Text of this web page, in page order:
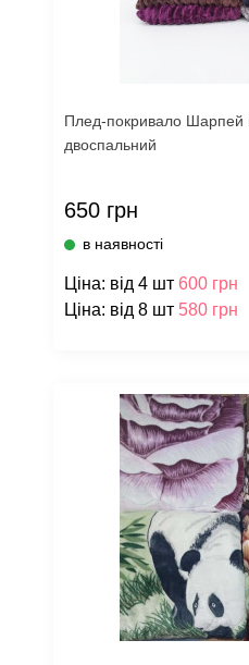
Плед-покривало Шарпей
двоспальний
650 грн
в наявності
Ціна: від 4 шт 600 грн
Ціна: від 8 шт 580 грн